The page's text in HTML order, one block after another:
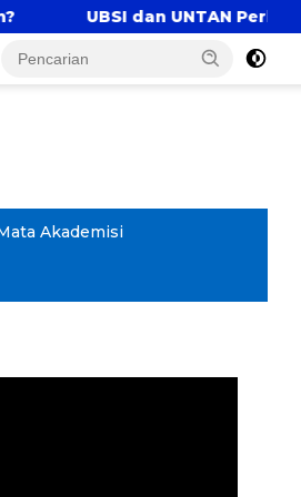
dan UNTAN Perkuat Tri
Akademisi